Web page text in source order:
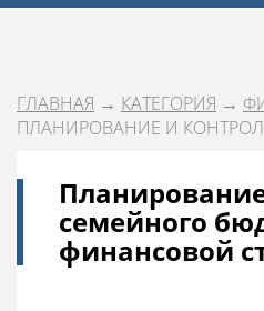
ГЛАВНАЯ → КАТЕГОРИЯ →
ПЛАНИРОВАНИЕ И
семейного
финансовой